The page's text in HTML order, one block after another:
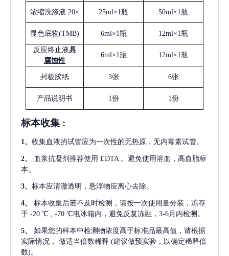
浓缩洗涤液 20× 25ml×1瓶 50ml×1瓶
显色底物(TMB) 6ml×1瓶 12ml×1瓶
反应终止液具
腐蚀性
6ml×1瓶 12ml×1瓶
封板胶纸 3张 6张
产品说明书 1份 1份
标本收集 :
1 、 收集血液的试管应为一次性的无热原，无内毒素试管。
2、 血浆抗凝剂推荐使用 EDTA 。避免使用溶血，高血脂标
本。
3、 标本应清澈透明，悬浮物应离心去除。
4、
标本收集后若不及时检测，请按一次使用量分装，冻存
于 -20 ℃ , -70 ℃电冰箱内，避免反复冻融，3-6月内检测。
5、
如果您的样本中检测物浓度高于标准品最高值，请根据
实际情况，
做适当倍数稀释 (建议做预实验，以确定稀释倍
数)。